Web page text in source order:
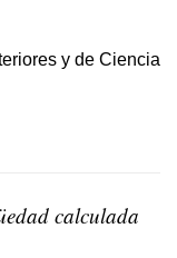
y de Ciencia
calculada